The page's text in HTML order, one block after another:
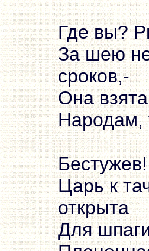
Где вы?
За шею
сроков,-
Она
Народам,
Царь к
открыта
Для